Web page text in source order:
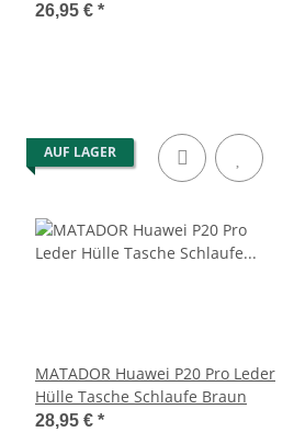
26,95 € *
AUF LAGER
MATADOR Huawei P20 Pro Leder
Hülle Tasche Schlaufe Braun
28,95 € *